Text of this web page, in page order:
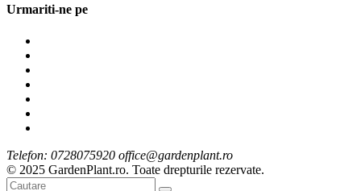
Urmariti-ne pe
Telefon: 0728075920 office@gardenplant.ro
© 2025 GardenPlant.ro. Toate drepturile rezervate.